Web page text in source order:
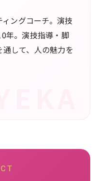
ングコーチ。演技
年。演技指導・脚
して、人の魅力を